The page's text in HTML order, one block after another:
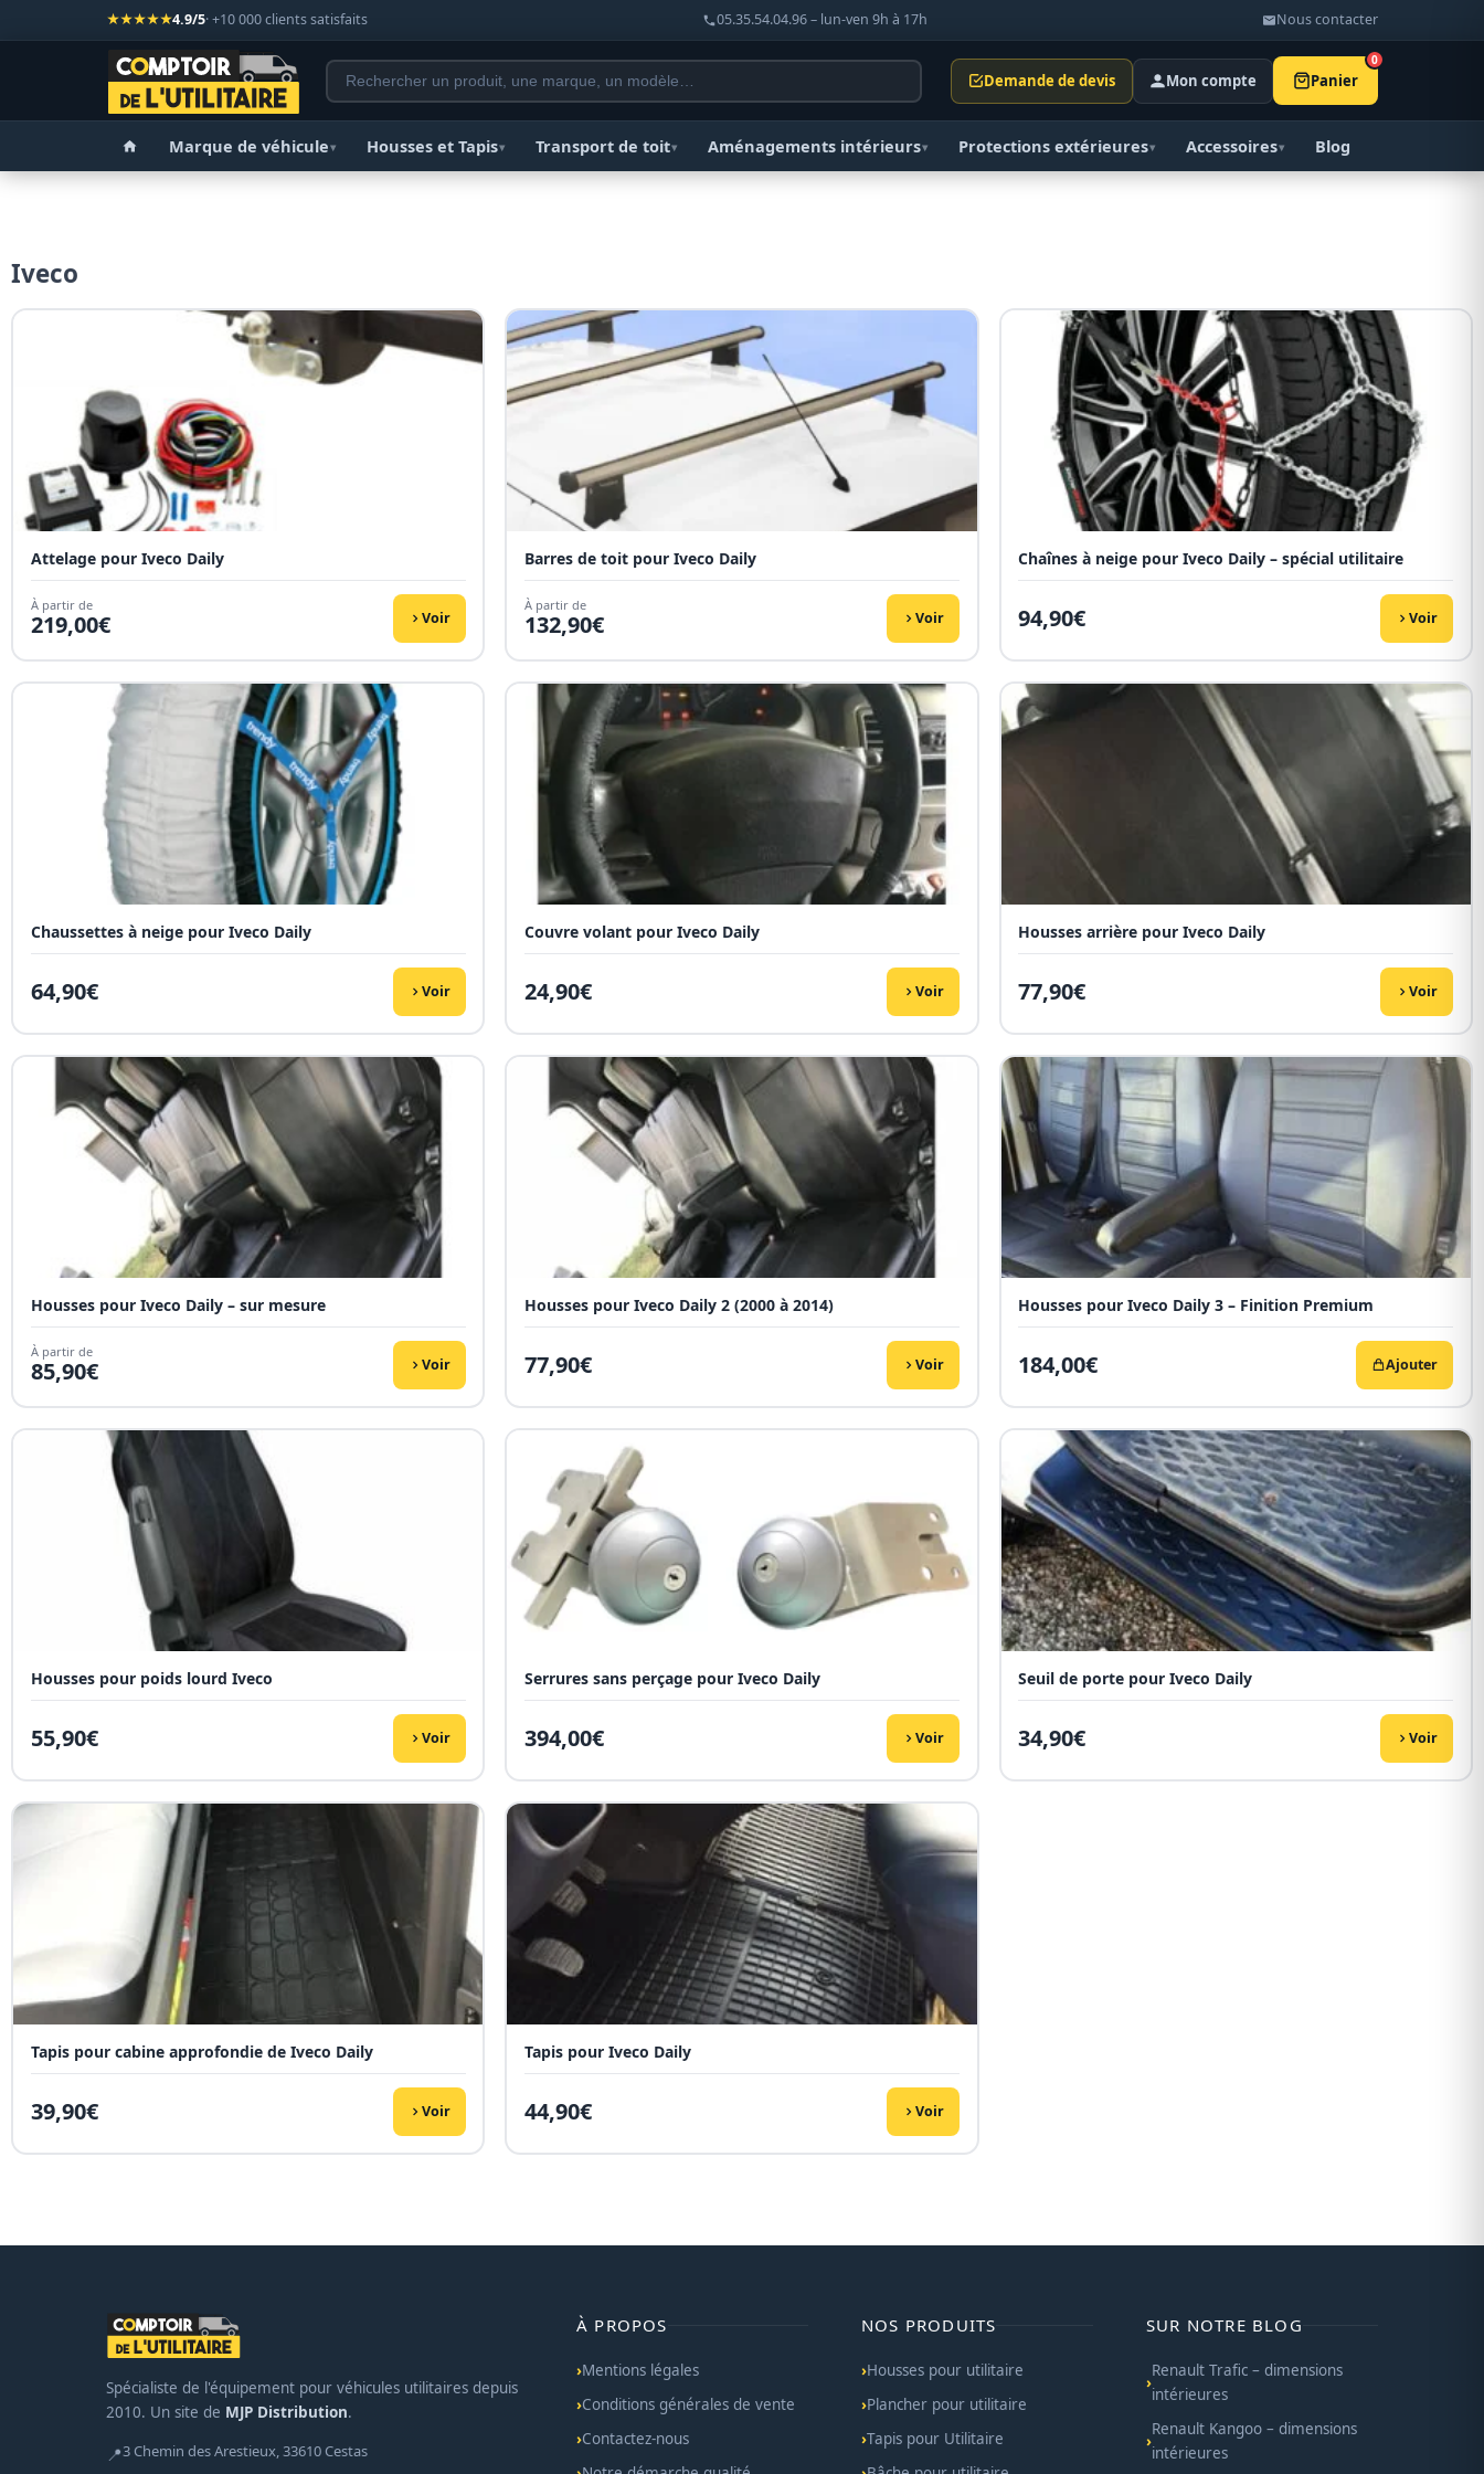
★★★★★4.9/5· +10 000 clients satisfaits 05.35.54.04.96 – lun-ven 9h à 17h Nous contacter
Demande de devis Mon compte Panier
0
Marque de véhicule▾ Housses et Tapis▾ Transport de toit▾ Aménagements intérieurs▾ Protections extérieures▾ Accessoires▾ Blog
Iveco
Attelage pour Iveco Daily
À partir de
219,00€ Voir
Barres de toit pour Iveco Daily
À partir de
132,90€ Voir
Chaînes à neige pour Iveco Daily – spécial utilitaire
94,90€ Voir
Chaussettes à neige pour Iveco Daily
64,90€ Voir
Couvre volant pour Iveco Daily
24,90€ Voir
Housses arrière pour Iveco Daily
77,90€ Voir
Housses pour Iveco Daily – sur mesure
À partir de
85,90€ Voir
Housses pour Iveco Daily 2 (2000 à 2014)
77,90€ Voir
Housses pour Iveco Daily 3 – Finition Premium
184,00€ Ajouter
Housses pour poids lourd Iveco
55,90€ Voir
Serrures sans perçage pour Iveco Daily
394,00€ Voir
Seuil de porte pour Iveco Daily
34,90€ Voir
Tapis pour cabine approfondie de Iveco Daily
39,90€ Voir
Tapis pour Iveco Daily
44,90€ Voir
Spécialiste de l'équipement pour véhicules utilitaires depuis
2010. Un site de MJP Distribution.
📍3 Chemin des Arestieux, 33610 Cestas
À PROPOS
Mentions légales
Conditions générales de vente
Contactez-nous
NOS PRODUITS
Housses pour utilitaire
Plancher pour utilitaire
Tapis pour Utilitaire
SUR NOTRE BLOG
Renault Trafic – dimensions
intérieures
Renault Kangoo – dimensions
intérieures